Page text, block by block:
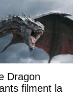
Dragon
filment la